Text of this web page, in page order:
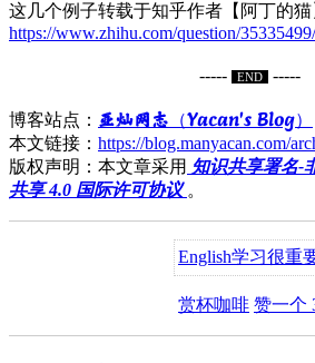
这几个例子转载于知乎作者【阿丁的猫
https://www.zhihu.com/question/
----- END -----
博客站点： 亚灿网志（Yacan's Blog）
本文链接： https://blog.manyacan.com/
版权声明：本文章采用 知识共享署名-
共享 4.0 国际许可协议 。
English学习很重
赏杯咖啡 赞一个